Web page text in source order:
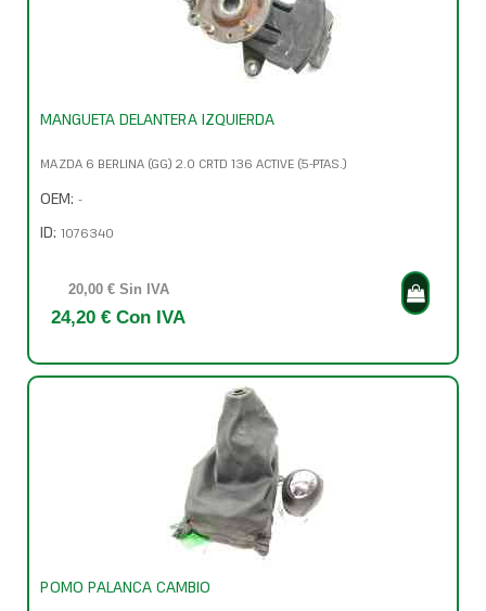
MANGUETA DELANTERA IZQUIERDA
MAZDA 6 BERLINA (GG) 2.0 CRTD 136 ACTIVE (5-PTAS.)
OEM: -
ID: 1076340
20,00 € Sin IVA
24,20 € Con IVA
POMO PALANCA CAMBIO